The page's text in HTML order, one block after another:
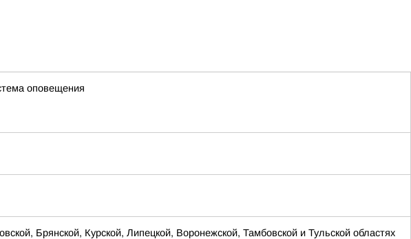
оповещения
Брянской, Курской, Липецкой, Воронежской, Тамбовской и Тульской областях